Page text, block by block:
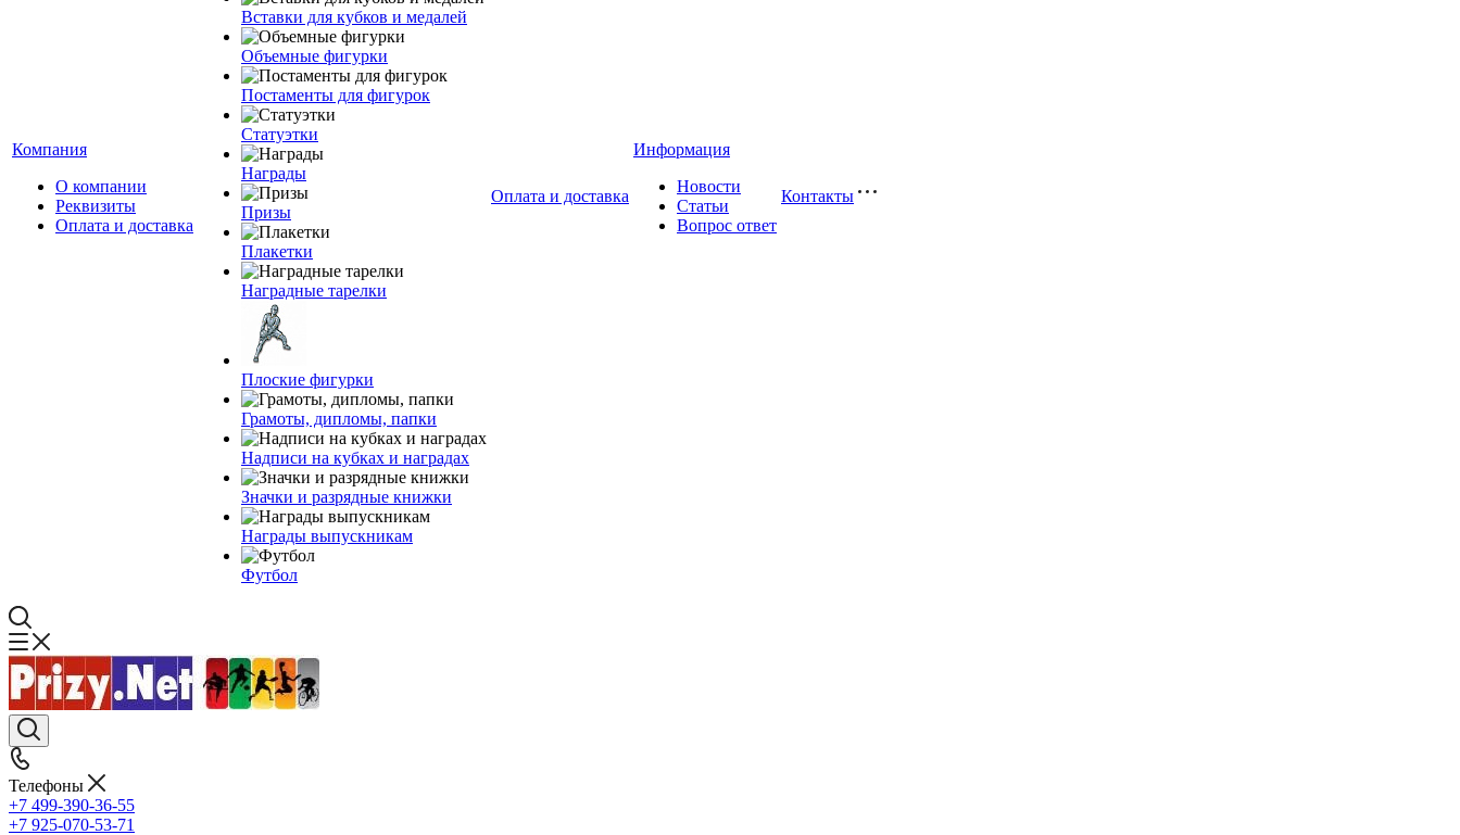
Компания
О компании
Реквизиты
Оплата и доставка
Вставки для кубков и медалей
Объемные фигурки
Постаменты для фигурок
Статуэтки
Награды
Призы
Плакетки
Наградные тарелки
Плоские фигурки
Грамоты, дипломы, папки
Надписи на кубках и наградах
Значки и разрядные книжки
Награды выпускникам
Футбол
Оплата и доставка
Информация
Новости
Статьи
Вопрос ответ
Контакты
Телефоны
+7 499-390-36-55
+7 925-070-53-71